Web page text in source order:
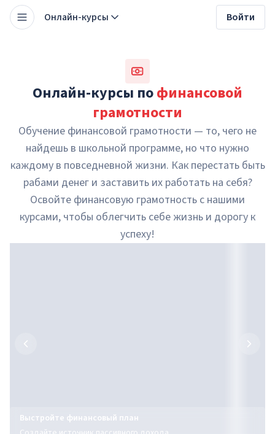
Онлайн-курсы Войти
Онлайн-курсы пофинансовой
грамотности
Обучение финансовой грамотности — то, чего не
найдешь в школьной программе, но что нужно
каждому в повседневной жизни. Как перестать быть
рабами денег и заставить их работать на себя?
Освойте финансовую грамотность с нашими
курсами, чтобы облегчить себе жизнь и дорогу к
успеху!
Выстройте финансовый план